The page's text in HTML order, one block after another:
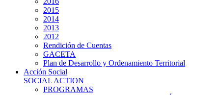
2015
2014
2013
2012
Rendición de Cuentas
GACETA
Plan de Desarrollo y Ordenamiento Territorial
Acción Social
SOCIAL ACTION
PROGRAMAS